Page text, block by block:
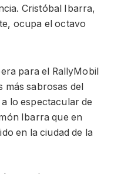
Cristóbal Ibarra,
ocupa el octavo
para el RallyMobil
más sabrosas del
lo espectacular de
Ibarra que en
en la ciudad de la